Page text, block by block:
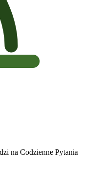
na Codzienne Pytania